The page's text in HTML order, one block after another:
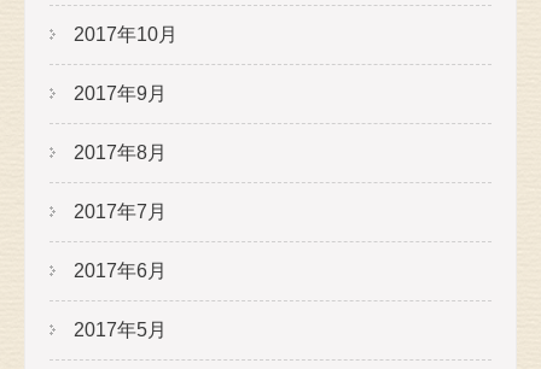
2017年10月
2017年9月
2017年8月
2017年7月
2017年6月
2017年5月